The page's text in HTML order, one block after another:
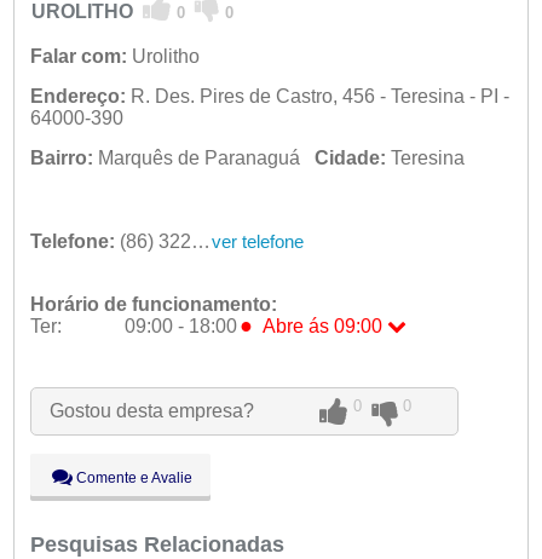
UROLITHO 0 0
Falar com: Urolitho
Endereço: R. Des. Pires de Castro, 456 - Teresina - PI -
64000-390
Bairro: Marquês de Paranaguá Cidade: Teresina
Telefone: (86) 3221-9092 ver telefone
Horário de funcionamento:
Ter:
09:00 - 18:00 ● Abre ás 09:00
Qua:
09:00 - 18:00
Qui:
09:00 - 18:00
Sáb:
Dom:
Fechado
Gostou desta empresa? 0 0
Comente e Avalie
Pesquisas Relacionadas